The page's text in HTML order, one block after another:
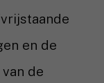
en de
de